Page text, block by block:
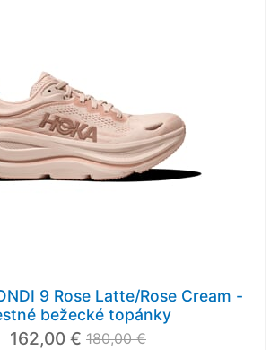
9 Rose Latte/Rose Cream -
bežecké topánky
162,00 € 180,00 €